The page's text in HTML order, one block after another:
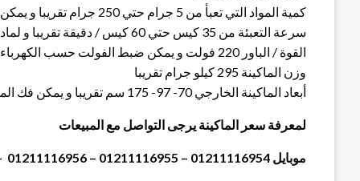
كمية المواد التي تعبأ من 5 جرام حتي 250 جرام تقريبا و يمكن تعديله حتي 500 جرام تقريبي
سرعة التعبئة من 35 كيس حتي 60 كيس / دقيقة تقريبا و لمادة التغليف اعتبار في السرعه
القوة / الباور 220 فولت و يمكن ضبط الفولت حسب الكهرباء المتاحه 1.2 كيلو وات تقريبا
وزن الماكينة 295 كيلو جرام تقريبا
أبعاد الماكينة الخارجي 70- 97- 175 سم تقريبا و يمكن فك الماكينة و تركيبها في اي مكان
لمعرفة سعر الماكينة يرجى التواصل مع المبيعات
موبايل 01211116954 – 01211116955 – 01211116956 – 01211116957 – 01211116958